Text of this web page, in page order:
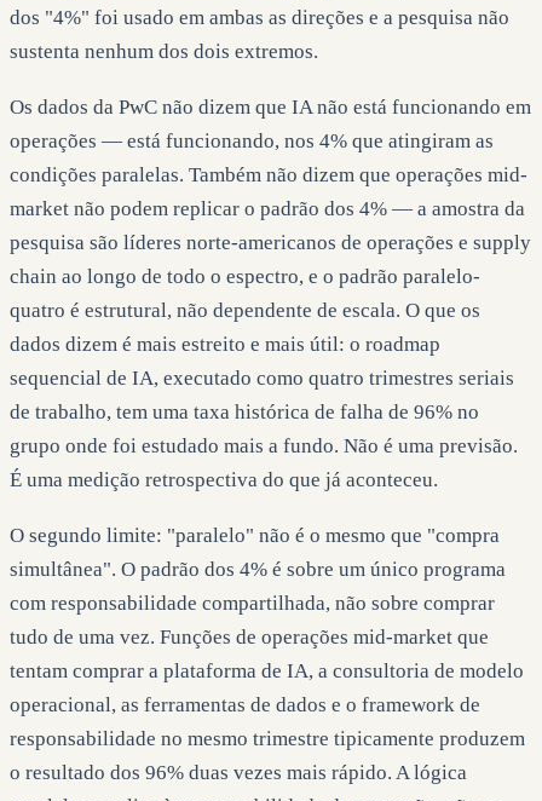
dos "4%" foi usado em ambas as direções e a pesquisa não
sustenta nenhum dos dois extremos.
Os dados da PwC não dizem que IA não está funcionando em
operações — está funcionando, nos 4% que atingiram as
condições paralelas. Também não dizem que operações mid-
market não podem replicar o padrão dos 4% — a amostra da
pesquisa são líderes norte-americanos de operações e supply
chain ao longo de todo o espectro, e o padrão paralelo-
quatro é estrutural, não dependente de escala. O que os
dados dizem é mais estreito e mais útil: o roadmap
sequencial de IA, executado como quatro trimestres seriais
de trabalho, tem uma taxa histórica de falha de 96% no
grupo onde foi estudado mais a fundo. Não é uma previsão.
É uma medição retrospectiva do que já aconteceu.
O segundo limite: "paralelo" não é o mesmo que "compra
simultânea". O padrão dos 4% é sobre um único programa
com responsabilidade compartilhada, não sobre comprar
tudo de uma vez. Funções de operações mid-market que
tentam comprar a plataforma de IA, a consultoria de modelo
operacional, as ferramentas de dados e o framework de
responsabilidade no mesmo trimestre tipicamente produzem
o resultado dos 96% duas vezes mais rápido. A lógica